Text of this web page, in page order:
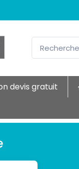
devis gratuit